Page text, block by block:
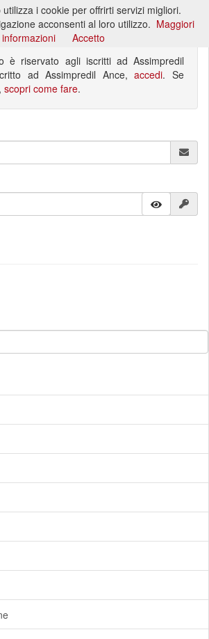
è riservato agli iscritti ad Assimpredil
ad Assimpredil Ance,accedi. Se
scopri come fare.
i cookie per offrirti servizi migliori.
acconsenti al loro utilizzo. Maggiori
informazioni
Accetto